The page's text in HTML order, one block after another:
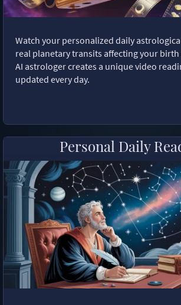
Watch your personalized daily
real planetary transits affecting your
AI astrologer creates a unique video
updated every day.
Personal Daily